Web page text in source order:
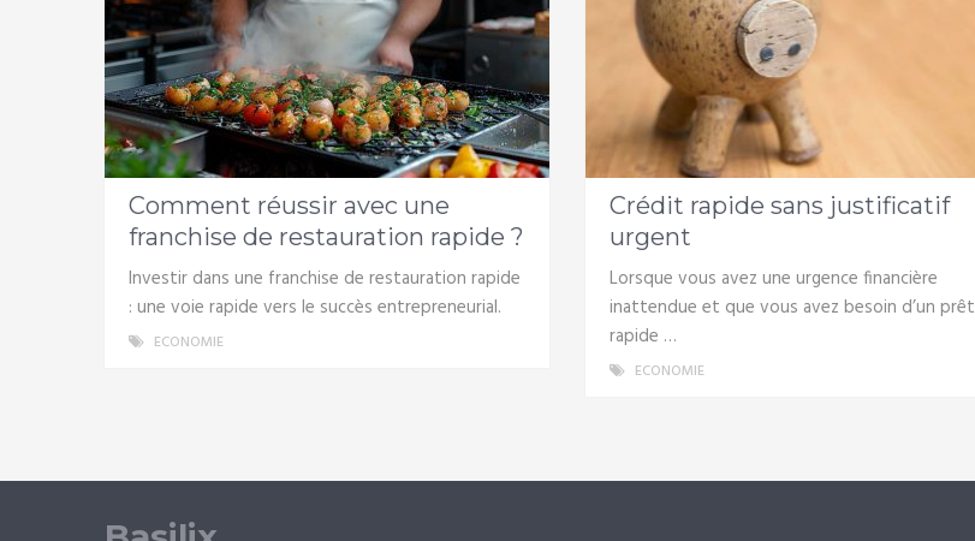
Comment réussir avec une
franchise de restauration rapide ?
Investir dans une franchise de restauration rapide
: une voie rapide vers le succès entrepreneurial.
ECONOMIE
Crédit rapide sans justificatif
urgent
Lorsque vous avez une urgence financière
inattendue et que vous avez besoin d’un prêt
rapide …
ECONOMIE